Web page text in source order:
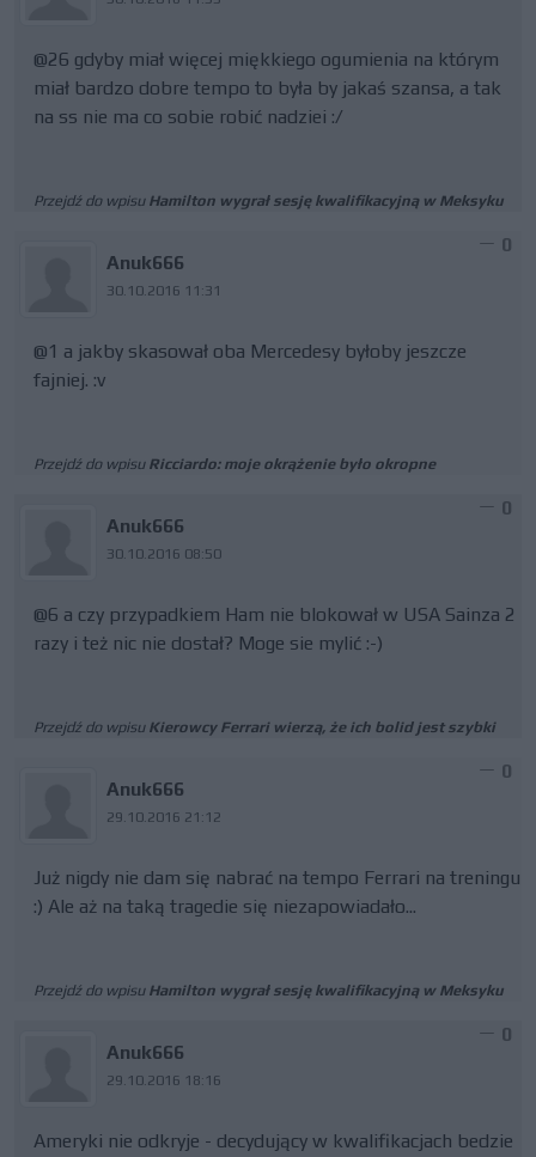
@26 gdyby miał więcej miękkiego ogumienia na którym
miał bardzo dobre tempo to była by jakaś szansa, a tak
na ss nie ma co sobie robić nadziei :/
Przejdź do wpisu Hamilton wygrał sesję kwalifikacyjną w Meksyku
Anuk666
30.10.2016 11:31
0
@1 a jakby skasował oba Mercedesy byłoby jeszcze
fajniej. :v
Przejdź do wpisu Ricciardo: moje okrążenie było okropne
Anuk666
30.10.2016 08:50
0
@6 a czy przypadkiem Ham nie blokował w USA Sainza 2
razy i też nic nie dostał? Moge sie mylić :-)
Przejdź do wpisu Kierowcy Ferrari wierzą, że ich bolid jest szybki
Anuk666
29.10.2016 21:12
0
Już nigdy nie dam się nabrać na tempo Ferrari na treningu
:) Ale aż na taką tragedie się niezapowiadało...
Przejdź do wpisu Hamilton wygrał sesję kwalifikacyjną w Meksyku
Anuk666
29.10.2016 18:16
0
Ameryki nie odkryje - decydujący w kwalifikacjach bedzie